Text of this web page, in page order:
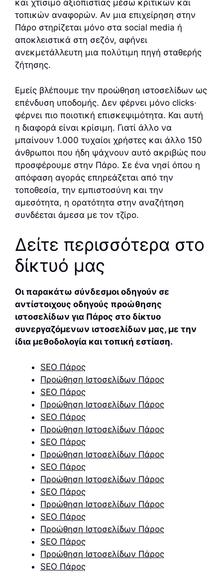
και χτίσιμο αξιοπιστίας μέσω κριτικών και
τοπικών αναφορών. Αν μια επιχείρηση στην
Πάρο στηρίζεται μόνο στα social media ή
αποκλειστικά στη σεζόν, αφήνει
ανεκμετάλλευτη μια πολύτιμη πηγή σταθερής
ζήτησης.
Εμείς βλέπουμε την προώθηση ιστοσελίδων ως
επένδυση υποδομής. Δεν φέρνει μόνο clicks·
φέρνει πιο ποιοτική επισκεψιμότητα. Και αυτή
η διαφορά είναι κρίσιμη. Γιατί άλλο να
μπαίνουν 1.000 τυχαίοι χρήστες και άλλο 150
άνθρωποι που ήδη ψάχνουν αυτό ακριβώς που
προσφέρουμε στην Πάρο. Σε ένα νησί όπου η
απόφαση αγοράς επηρεάζεται από την
τοποθεσία, την εμπιστοσύνη και την
αμεσότητα, η ορατότητα στην αναζήτηση
συνδέεται άμεσα με τον τζίρο.
Δείτε περισσότερα στο
δίκτυό μας
Οι παρακάτω σύνδεσμοι οδηγούν σε
αντίστοιχους οδηγούς προώθησης
ιστοσελίδων για Πάρος στο δίκτυο
συνεργαζόμενων ιστοσελίδων μας, με την
ίδια μεθοδολογία και τοπική εστίαση.
SEO Πάρος
Προώθηση Ιστοσελίδων Πάρος
SEO Πάρος
Προώθηση Ιστοσελίδων Πάρος
SEO Πάρος
Προώθηση Ιστοσελίδων Πάρος
SEO Πάρος
Προώθηση Ιστοσελίδων Πάρος
SEO Πάρος
Προώθηση Ιστοσελίδων Πάρος
SEO Πάρος
Προώθηση Ιστοσελίδων Πάρος
SEO Πάρος
Προώθηση Ιστοσελίδων Πάρος
SEO Πάρος
Προώθηση Ιστοσελίδων Πάρος
SEO Πάρος